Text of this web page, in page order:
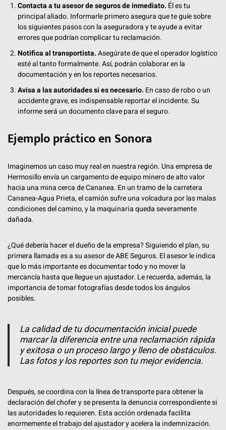
Contacta a tu asesor de seguros de inmediato. Él es tu
principal aliado. Informarle primero asegura que te guíe sobre
los siguientes pasos con la aseguradora y te ayude a evitar
errores que podrían complicar tu reclamación.
Notifica al transportista.Asegúrate de que el operador logístico
esté al tanto formalmente. Así, podrán colaborar en la
documentación y en los reportes necesarios.
Avisa a las autoridades si es necesario. En caso de robo o un
accidente grave, es indispensable reportar el incidente. Su
informe será un documento clave para el seguro.
Ejemplo práctico en Sonora
Imaginemos un caso muy real en nuestra región. Una empresa de
Hermosillo envía un cargamento de equipo minero de alto valor
hacia una mina cerca de Cananea. En un tramo de la carretera
Cananea-Agua Prieta, el camión sufre una volcadura por las malas
condiciones del camino, y la maquinaria queda severamente
dañada.
¿Qué debería hacer el dueño de la empresa? Siguiendo el plan, su
primera llamada es a su asesor de ABE Seguros. El asesor le indica
que lo más importante es documentar todo y no mover la
mercancía hasta que llegue un ajustador. Le recuerda, además, la
importancia de tomar fotografías desde todos los ángulos
posibles.
La calidad de tu documentación inicial puede
marcar la diferencia entre una reclamación rápida
y exitosa o un proceso largo y lleno de obstáculos.
Las fotos y los reportes son tu mejor evidencia.
Después, se coordina con la línea de transporte para obtener la
declaración del chofer y se presenta la denuncia correspondiente si
las autoridades lo requieren. Esta acción ordenada facilita
enormemente el trabajo del ajustador y acelera la indemnización.